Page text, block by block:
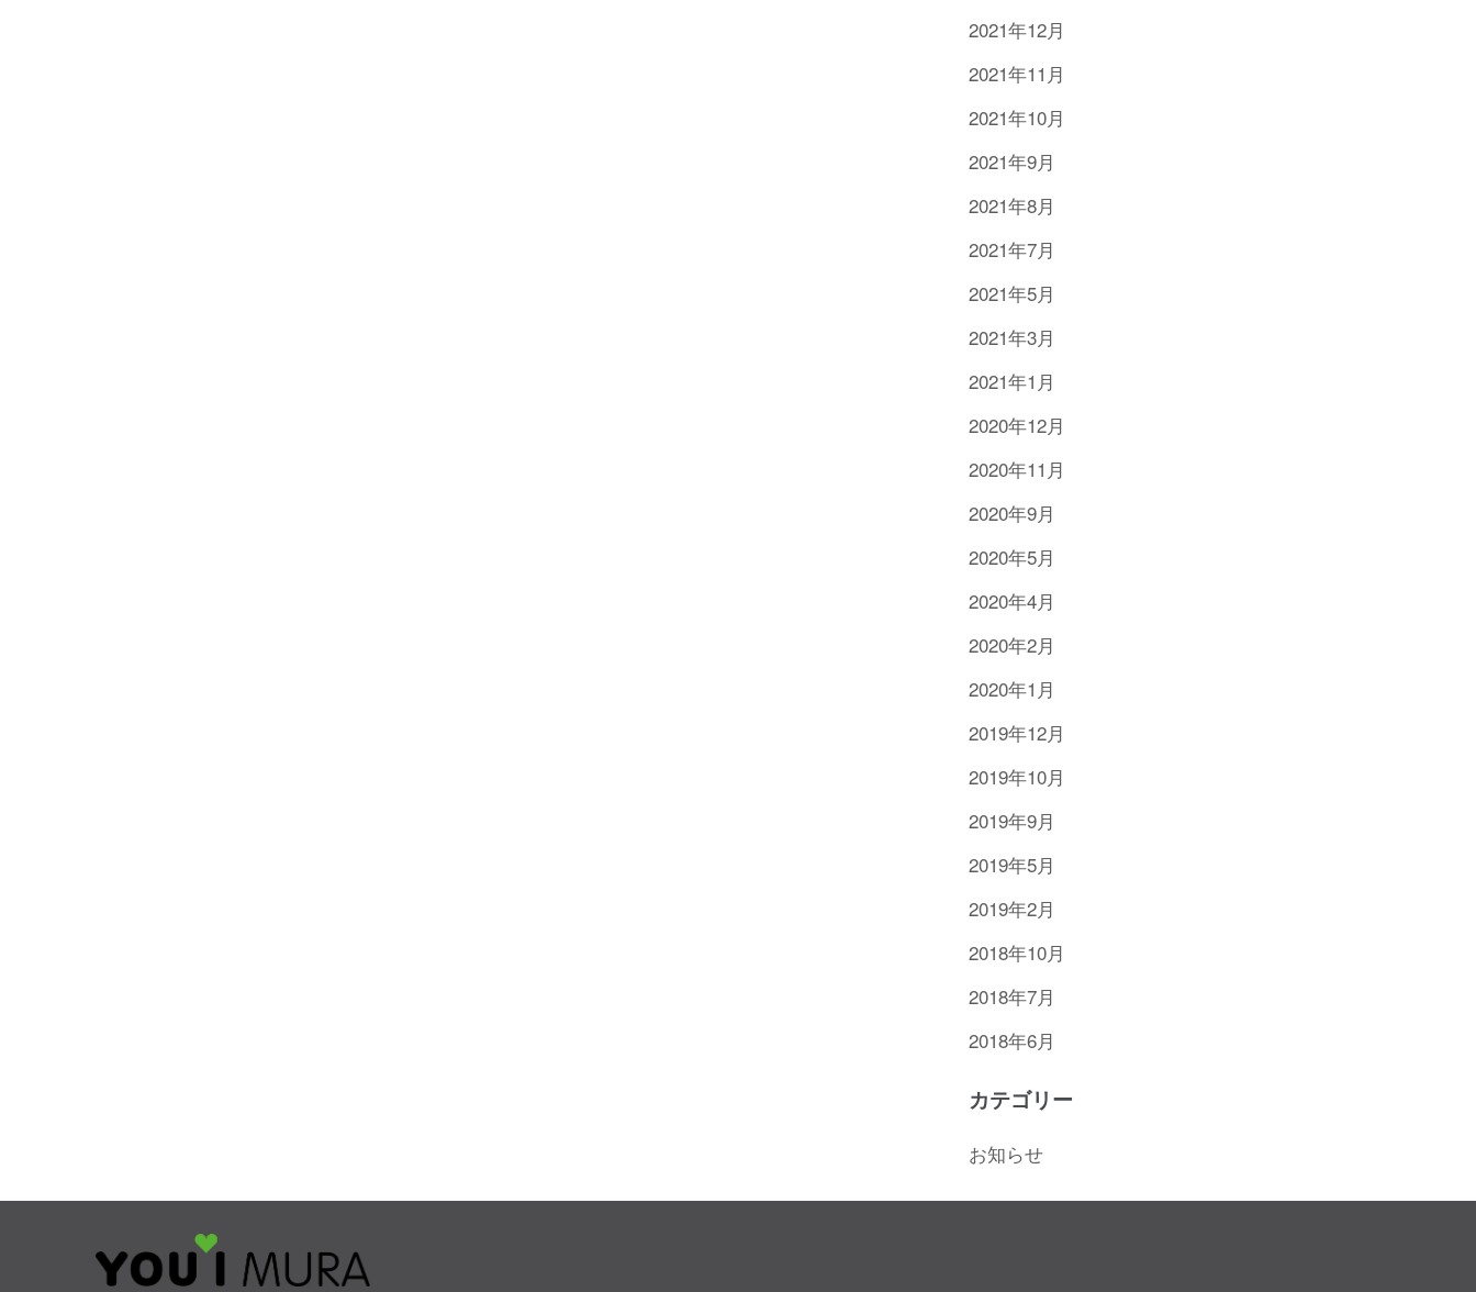
2021年12月
2021年11月
2021年10月
2021年9月
2021年8月
2021年7月
2021年5月
2021年3月
2021年1月
2020年12月
2020年11月
2020年9月
2020年5月
2020年4月
2020年2月
2020年1月
2019年12月
2019年10月
2019年9月
2019年5月
2019年2月
2018年10月
2018年7月
2018年6月
カテゴリー
お知らせ